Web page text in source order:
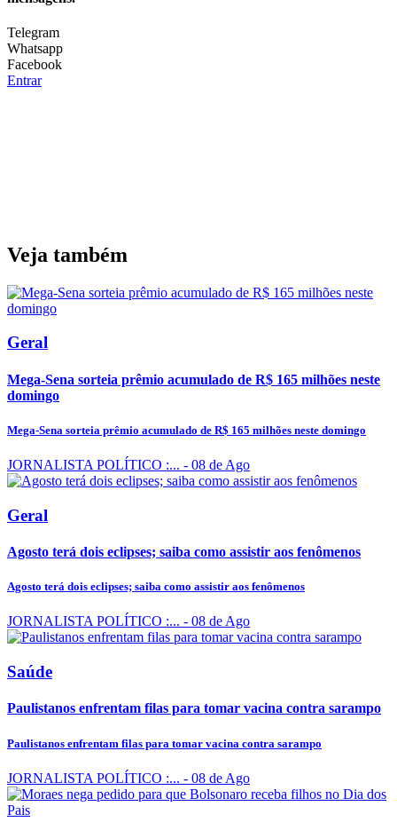
Telegram
Whatsapp
Facebook
Entrar
Veja também
Geral
Mega-Sena sorteia prêmio acumulado de R$ 165 milhões neste
domingo
Mega-Sena sorteia prêmio acumulado de R$ 165 milhões neste domingo
JORNALISTA POLÍTICO :... - 08 de Ago
Geral
Agosto terá dois eclipses; saiba como assistir aos fenômenos
Agosto terá dois eclipses; saiba como assistir aos fenômenos
JORNALISTA POLÍTICO :... - 08 de Ago
Saúde
Paulistanos enfrentam filas para tomar vacina contra sarampo
Paulistanos enfrentam filas para tomar vacina contra sarampo
JORNALISTA POLÍTICO :... - 08 de Ago